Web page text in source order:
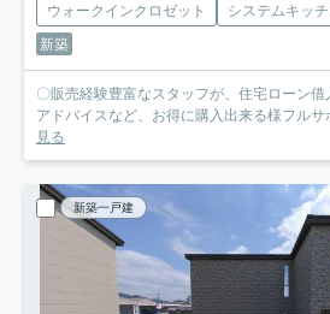
ウォークインクロゼット
システムキッ
新築
〇販売経験豊富なスタッフが、住宅ローン
アドバイスなど、お得に購入出来る様フル
見る
新築一戸建